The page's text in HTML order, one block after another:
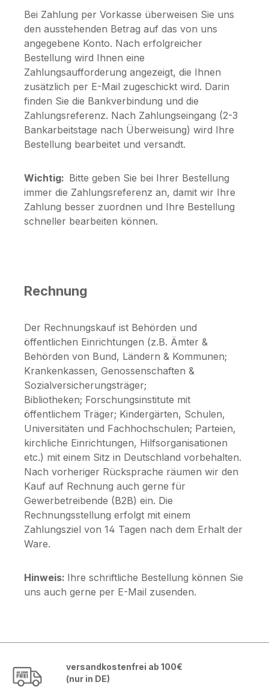
Bei Zahlung per Vorkasse überweisen Sie uns
den ausstehenden Betrag auf das von uns
angegebene Konto. Nach erfolgreicher
Bestellung wird Ihnen eine
Zahlungsaufforderung angezeigt, die Ihnen
zusätzlich per E-Mail zugeschickt wird. Darin
finden Sie die Bankverbindung und die
Zahlungsreferenz. Nach Zahlungseingang (2-3
Bankarbeitstage nach Überweisung) wird Ihre
Bestellung bearbeitet und versandt.
Wichtig: Bitte geben Sie bei Ihrer Bestellung
immer die Zahlungsreferenz an, damit wir Ihre
Zahlung besser zuordnen und Ihre Bestellung
schneller bearbeiten können.
Rechnung
Der Rechnungskauf ist Behörden und
öffentlichen Einrichtungen (z.B. Ämter &
Behörden von Bund, Ländern & Kommunen;
Krankenkassen, Genossenschaften &
Sozialversicherungsträger;
Bibliotheken; Forschungsinstitute mit
öffentlichem Träger; Kindergärten, Schulen,
Universitäten und Fachhochschulen; Parteien,
kirchliche Einrichtungen, Hilfsorganisationen
etc.) mit einem Sitz in Deutschland vorbehalten.
Nach vorheriger Rücksprache räumen wir den
Kauf auf Rechnung auch gerne für
Gewerbetreibende (B2B) ein. Die
Rechnungsstellung erfolgt mit einem
Zahlungsziel von 14 Tagen nach dem Erhalt der
Ware.
Hinweis: Ihre schriftliche Bestellung können Sie
uns auch gerne per E-Mail zusenden.
versandkostenfrei ab 100€
(nur in DE)